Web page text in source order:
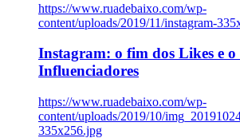
https://www.ruadebaixo.com/wp-
content/uploads/2019/11/instagram-
Instagram: o fim dos Likes e o
Influenciadores
https://www.ruadebaixo.com/wp-
content/uploads/2019/10/
335x256.jpg